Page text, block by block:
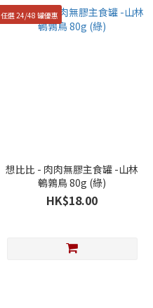
任選 24/48 罐優惠
想比比 - 肉肉無膠主食罐 -山林
鵪鶉鳥 80g (綠)
HK$18.00